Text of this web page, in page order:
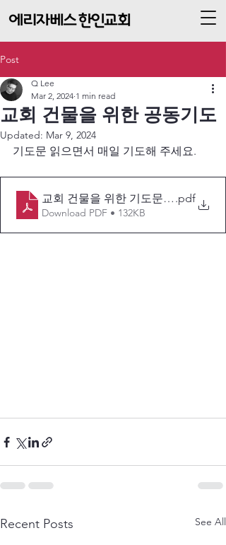
Post
교회 건물을 위한 공동기도
Q Lee
Mar 2, 2024 1 min read
Updated: Mar 9, 2024
기도문 읽으면서 매일 기도해 주세요.
교회 건물을 위한 기도문 -가로
.pdf
Download PDF • 132KB
Recent Posts See All